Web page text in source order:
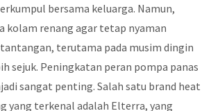
bersama keluarga. Namun,
kolam renang agar tetap nyaman
terutama pada musim dingin
sejuk. Peningkatan peran pompa panas
sangat penting. Salah satu brand heat
yang terkenal adalah Elterra, yang